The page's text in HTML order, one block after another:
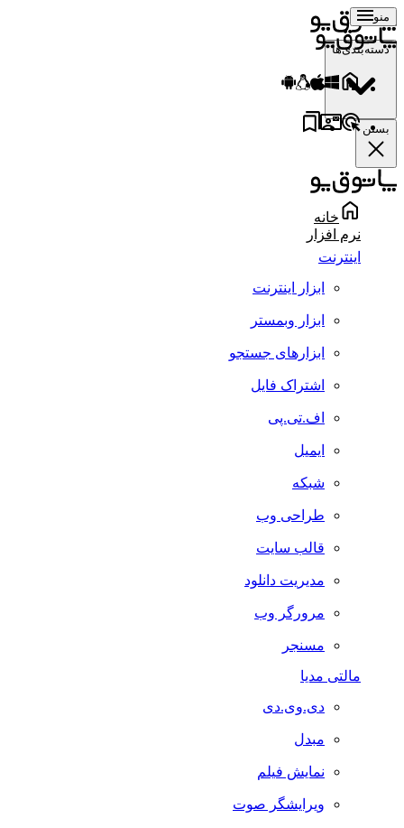
منو
دسته‌بندی‌ها
بستن
خانه
نرم افزار
اینترنت
ابزار اینترنت
ابزار وبمستر
ابزارهای جستجو
اشتراک فایل
اف.تی.پی
ایمیل
شبکه
طراحی وب
قالب سایت
مدیریت دانلود
مرورگر وب
مسنجر
مالتی مدیا
دی.وی.دی
مبدل
نمایش فیلم
ویرایشگر صوت